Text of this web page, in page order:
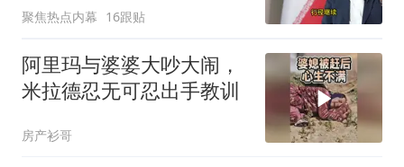
聚焦热点内幕 16跟贴
阿里玛与婆婆大吵大闹，
米拉德忍无可忍出手教训
房产衫哥